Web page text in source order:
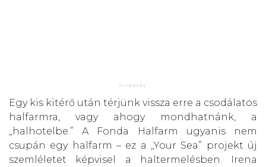
Egy kis kitérő után térjünk vissza erre a csodálatos
halfarmra, vagy ahogy mondhatnánk, a
„halhotelbe.” A Fonda Halfarm ugyanis nem
csupán egy halfarm – ez a „Your Sea” projekt új
szemléletet képvisel a haltermelésben. Irena